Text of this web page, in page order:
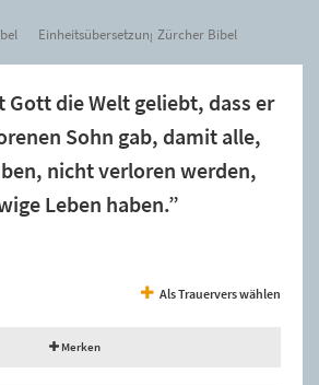
Einheitsübersetzung Zürcher Bibel
Gott die Welt geliebt, dass er
Sohn gab, damit alle,
nicht verloren werden,
Leben haben.”
Als Trauervers wählen
Merken